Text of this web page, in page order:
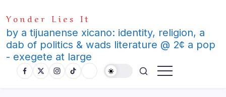
to
content
Yonder Lies It
by a tijuanense xicano: identity, religion, a
dab of politics & wads literature @ 2¢ a pop
- exegete at large